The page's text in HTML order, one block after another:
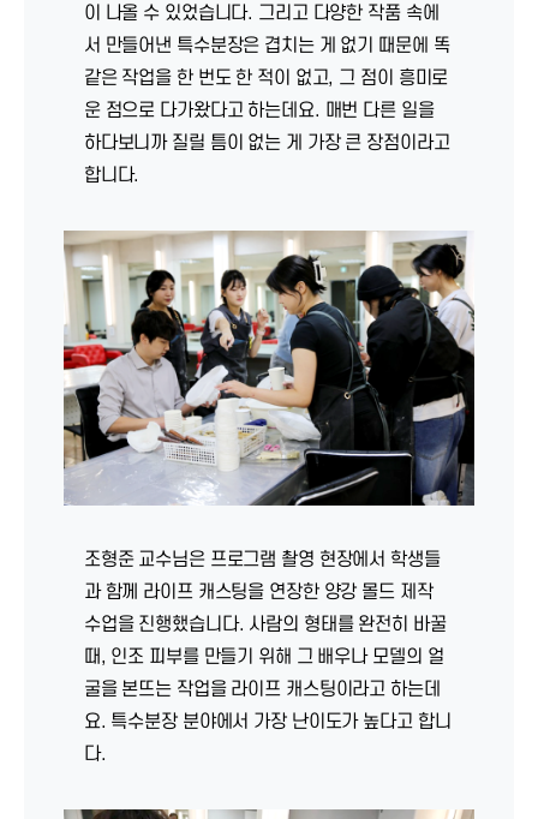
이 나올 수 있었습니다. 그리고 다양한 작품 속에
서 만들어낸 특수분장은 겹치는 게 없기 때문에 똑
같은 작업을 한 번도 한 적이 없고, 그 점이 흥미로
운 점으로 다가왔다고 하는데요. 매번 다른 일을
하다보니까 질릴 틈이 없는 게 가장 큰 장점이라고
합니다.
조형준 교수님은 프로그램 촬영 현장에서 학생들
과 함께 라이프 캐스팅을 연장한 양강 몰드 제작
수업을 진행했습니다. 사람의 형태를 완전히 바꿀
때, 인조 피부를 만들기 위해 그 배우나 모델의 얼
굴을 본뜨는 작업을 라이프 캐스팅이라고 하는데
요. 특수분장 분야에서 가장 난이도가 높다고 합니
다.